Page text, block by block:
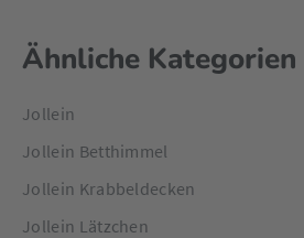
Ähnliche Kategorien
Jollein
Jollein Betthimmel
Jollein Krabbeldecken
Jollein Lätzchen